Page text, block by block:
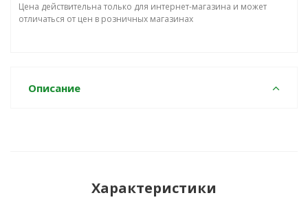
Цена действительна только для интернет-магазина и может
отличаться от цен в розничных магазинах
Описание
Характеристики